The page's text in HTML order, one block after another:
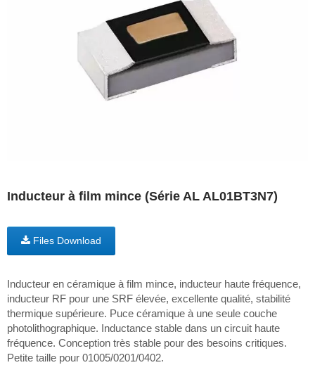
Inducteur à film mince (Série AL AL01BT3N7)
Files Download
Inducteur en céramique à film mince, inducteur haute fréquence,
inducteur RF pour une SRF élevée, excellente qualité, stabilité
thermique supérieure. Puce céramique à une seule couche
photolithographique. Inductance stable dans un circuit haute
fréquence. Conception très stable pour des besoins critiques.
Petite taille pour 01005/0201/0402.